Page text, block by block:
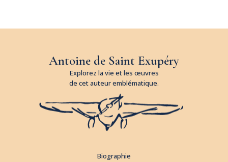
Antoine de Saint Exupéry
Explorez la vie et les œuvres
de cet auteur emblématique.
Biographie